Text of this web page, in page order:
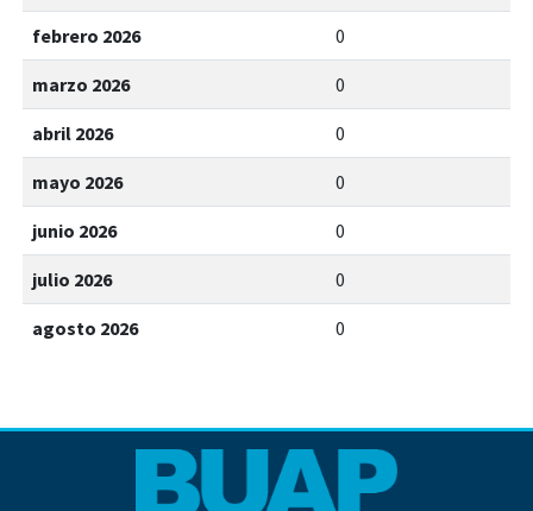
febrero 2026 0
marzo 2026 0
abril 2026 0
mayo 2026 0
junio 2026 0
julio 2026 0
agosto 2026 0